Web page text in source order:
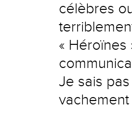
célèbres
«
Je sais
vachement